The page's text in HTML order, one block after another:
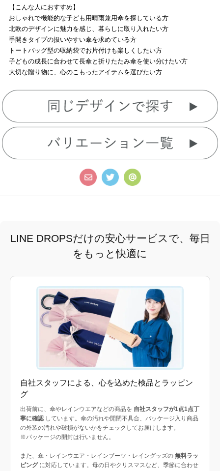
【こんな人におすすめ】
おしゃれで機能的な子ども用晴雨兼用傘を探している方
北欧のデザインに魅力を感じ、暮らしに取り入れたい方
手開きタイプの扱いやすい傘を求めている方
トートバッグ型の収納袋でお片付けも楽しくしたい方
子どもの成長に合わせて長傘と折りたたみ傘を使い分けたい方
大切な贈り物に、心のこもったアイテムを選びたい方
LINE DROPSだけの安心サービスで、毎日
をもっと快適に
自社スタッフによる、心を込めた検品とラッピン
グ
出荷前に、傘やレインウエアなどの商品を 自社スタッフが1点1点丁
寧に確認 しています。傘の汚れや開閉不具合、パッケージ入り商品
の外装の汚れや破損がないかをチェックしてお届けします。
※パッケージの開封は行いません。
また、傘・レインウエア・レインブーツ・レイングッズの 無料ラッ
ピングに対応しています。母の日やクリスマスなど、季節に合わせ